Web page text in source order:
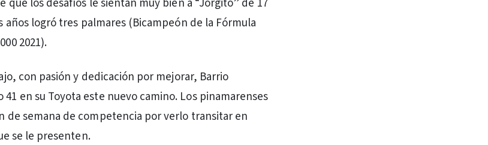
que los desafíos le sientan muy bien a “Jorgito” de 17
años logró tres palmares (Bicampeón de la Fórmula
2021).
con pasión y dedicación por mejorar, Barrio
en su Toyota este nuevo camino. Los pinamarenses
de semana de competencia por verlo transitar en
se le presenten.